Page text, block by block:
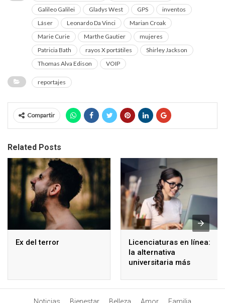
Galileo Galilei
Gladys West GPS
inventos
Láser
Leonardo Da Vinci
Marian Croak
Marie Curie
Marthe Gautier
mujeres
Patricia Bath
rayos X portátiles
Shirley Jackson
Thomas Alva Edison
VOIP
reportajes
Compartir
Related Posts
Ex del terror
Licenciaturas en línea:
la alternativa
universitaria más
Noticias Bienestar Belleza Amor Familia